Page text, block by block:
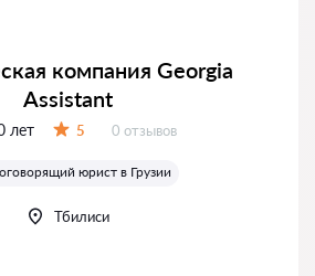
компания Georgia
Assistant
лет 5 Отзывов:
0 отзывов
юрист в Грузии
Тбилиси